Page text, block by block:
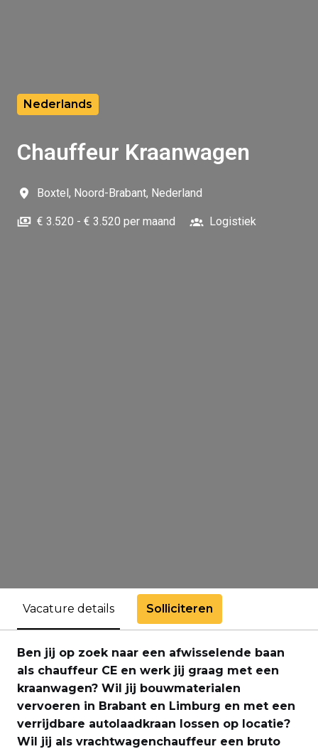
Nederlands
Chauffeur Kraanwagen
Boxtel, Noord-Brabant, Nederland
€ 3.520 - € 3.520 per maand Logistiek
Vacature details Solliciteren
Ben jij op zoek naar een afwisselende baan
als chauffeur CE en werk jij graag met een
kraanwagen? Wil jij bouwmaterialen
vervoeren in Brabant en Limburg en met een
verrijdbare autolaadkraan lossen op locatie?
Wil jij als vrachtwagenchauffeur een bruto